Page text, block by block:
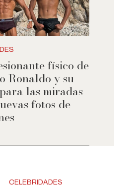
físico de
Ronaldo y su
las miradas
fotos de
CELEBRIDADES